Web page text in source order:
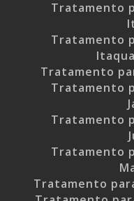
Tratamento
Tratamento
Tratamento
Tratamento
Tratamento
Tratamento
Tratamento